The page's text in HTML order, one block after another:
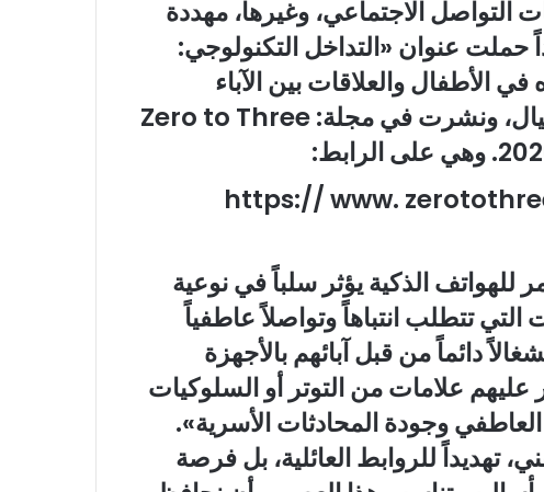
التواصل الاجتماعي، وغيرها، مهددة
عنوان «التداخل التكنولوجي:
في الأطفال والعلاقات بين الآباء
والأبناء». من تأليف براندون تي. ماكدانيال، ونشرت في مجلة: Zero to Three
https:// www.
للهواتف الذكية يؤثر سلباً في نوعية
تتطلب انتباهاً وتواصلاً عاطفياً
دائماً من قبل آبائهم بالأجهزة
عليهم علامات من التوتر أو السلوكيات
وجودة المحادثات الأسرية».
تهديداً للروابط العائلية، بل فرصة